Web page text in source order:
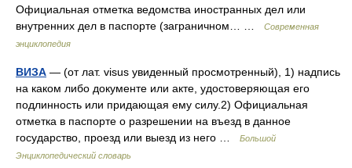
Официальная отметка ведомства иностранных дел или
внутренних дел в паспорте (заграничном… …
Современная
энциклопедия
ВИЗА — (от лат. visus увиденный просмотренный), 1) надпись
на каком либо документе или акте, удостоверяющая его
подлинность или придающая ему силу.2) Официальная
отметка в паспорте о разрешении на въезд в данное
государство, проезд или выезд из него …
Большой
Энциклопедический словарь